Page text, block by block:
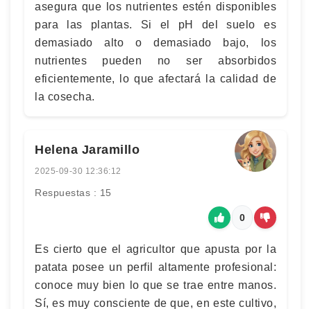
asegura que los nutrientes estén disponibles
para las plantas. Si el pH del suelo es
demasiado alto o demasiado bajo, los
nutrientes pueden no ser absorbidos
eficientemente, lo que afectará la calidad de
la cosecha.
Helena Jaramillo
2025-09-30 12:36:12
Respuestas : 15
0
Es cierto que el agricultor que apusta por la
patata posee un perfil altamente profesional:
conoce muy bien lo que se trae entre manos.
Sí, es muy consciente de que, en este cultivo,